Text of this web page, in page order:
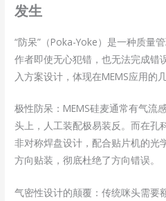
发生
“防呆”（Poka-Yoke）是一种质量
作者即使无心犯错，也无法完成错
入方案设计，体现在MEMS应用的
极性防呆：MEMS硅麦通常有气流
头上，人工装配极易装反。而在孔
非对称焊盘设计，配合贴片机的光
方向贴装，彻底杜绝了方向错误。
气密性设计的颠覆：传统咪头需要